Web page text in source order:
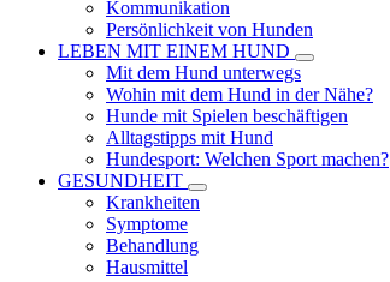
Kommunikation
Persönlichkeit von Hunden
LEBEN MIT EINEM HUND
Mit dem Hund unterwegs
Wohin mit dem Hund in der Nähe?
Hunde mit Spielen beschäftigen
Alltagstipps mit Hund
Hundesport: Welchen Sport machen?
GESUNDHEIT
Krankheiten
Symptome
Behandlung
Hausmittel